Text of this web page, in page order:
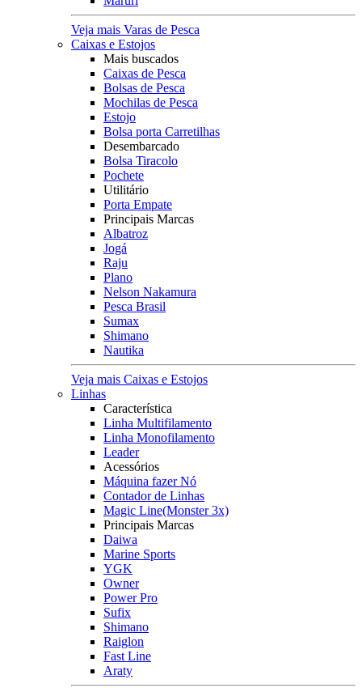
Veja mais Varas de Pesca
Caixas e Estojos
Mais buscados
Caixas de Pesca
Bolsas de Pesca
Mochilas de Pesca
Estojo
Bolsa porta Carretilhas
Desembarcado
Bolsa Tiracolo
Pochete
Utilitário
Porta Empate
Principais Marcas
Albatroz
Jogá
Raju
Plano
Nelson Nakamura
Pesca Brasil
Sumax
Shimano
Nautika
Veja mais Caixas e Estojos
Linhas
Característica
Linha Multifilamento
Linha Monofilamento
Leader
Acessórios
Máquina fazer Nó
Contador de Linhas
Magic Line(Monster 3x)
Principais Marcas
Daiwa
Marine Sports
YGK
Owner
Power Pro
Sufix
Shimano
Raiglon
Fast Line
Araty